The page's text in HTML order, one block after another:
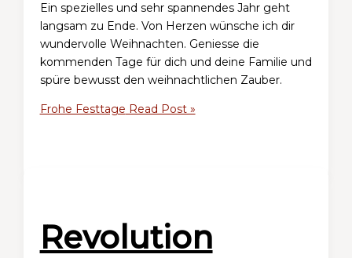
Ein spezielles und sehr spannendes Jahr geht
langsam zu Ende. Von Herzen wünsche ich dir
wundervolle Weihnachten. Geniesse die
kommenden Tage für dich und deine Familie und
spüre bewusst den weihnachtlichen Zauber.
Frohe Festtage Read Post »
Revolution